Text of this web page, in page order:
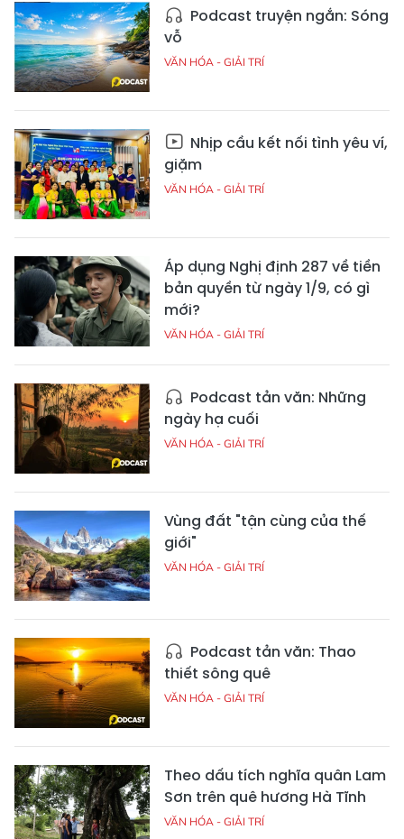
Podcast truyện ngắn: Sóng
vỗ
VĂN HÓA - GIẢI TRÍ
Nhịp cầu kết nối tình yêu ví,
giặm
VĂN HÓA - GIẢI TRÍ
Áp dụng Nghị định 287 về tiền
bản quyền từ ngày 1/9, có gì
mới?
VĂN HÓA - GIẢI TRÍ
Podcast tản văn: Những
ngày hạ cuối
VĂN HÓA - GIẢI TRÍ
Vùng đất "tận cùng của thế
giới"
VĂN HÓA - GIẢI TRÍ
Podcast tản văn: Thao
thiết sông quê
VĂN HÓA - GIẢI TRÍ
Theo dấu tích nghĩa quân Lam
Sơn trên quê hương Hà Tĩnh
VĂN HÓA - GIẢI TRÍ